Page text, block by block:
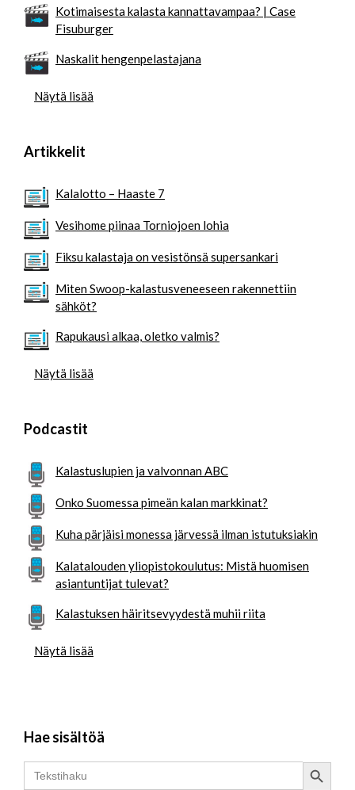
Kotimaisesta kalasta kannattavampaa? | Case
Fisuburger
Naskalit hengenpelastajana
Näytä lisää
Artikkelit
Kalalotto – Haaste 7
Vesihome piinaa Torniojoen lohia
Fiksu kalastaja on vesistönsä supersankari
Miten Swoop-kalastusveneeseen rakennettiin
sähköt?
Rapukausi alkaa, oletko valmis?
Näytä lisää
Podcastit
Kalastuslupien ja valvonnan ABC
Onko Suomessa pimeän kalan markkinat?
Kuha pärjäisi monessa järvessä ilman istutuksiakin
Kalatalouden yliopistokoulutus: Mistä huomisen
asiantuntijat tulevat?
Kalastuksen häiritsevyydestä muhii riita
Näytä lisää
Hae sisältöä
Search
for:
Search Button